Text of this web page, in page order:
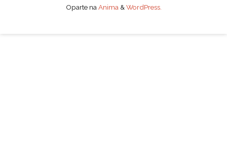
Oparte naAnima&WordPress.